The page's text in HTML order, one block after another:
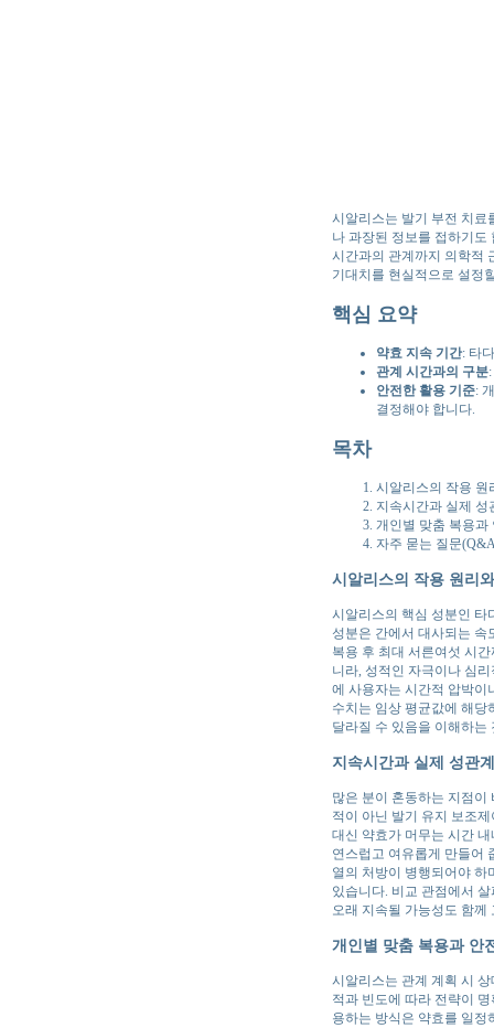
시알리스는 발기 부전 치료
나 과장된 정보를 접하기도
시간과의 관계까지 의학적
기대치를 현실적으로 설정
핵심 요약
약효 지속 기간: 타
관계 시간과의 구분
안전한 활용 기준:
결정해야 합니다.
목차
시알리스의 작용 원
지속시간과 실제 성
개인별 맞춤 복용과
자주 묻는 질문
시알리스의 작용 원리
시알리스의 핵심 성분인 타
성분은 간에서 대사되는 속
복용 후 최대 서른여섯 시
니라, 성적인 자극이나 심
에 사용자는 시간적 압박이
수치는 임상 평균값에 해당
달라질 수 있음을 이해하는
지속시간과 실제 성관
많은 분이 혼동하는 지점이
적이 아닌 발기 유지 보조
대신 약효가 머무는 시간
연스럽고 여유롭게 만들어
열의 처방이 병행되어야 하
있습니다. 비교 관점에서
오래 지속될 가능성도 함께
개인별 맞춤 복용과 안
시알리스는 관계 계획 시
적과 빈도에 따라 전략이
용하는 방식은 약효를 일정